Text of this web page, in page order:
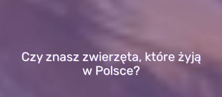
Czy znasz zwierzęta, które żyją
w Polsce?